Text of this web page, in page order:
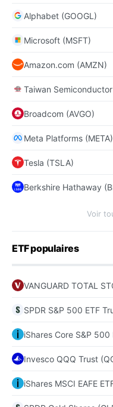
Alphabet (GOOGL)
Microsoft (MSFT)
Amazon.com (AMZN)
Taiwan
Broadcom (AVGO)
Meta Platforms (META)
Tesla (TSLA)
Berkshire Hathaway
Voir
ETF populaires
VANGUARD TOTAL
SPDR S&P 500 ETF
iShares Core S&P 500
Invesco QQQ Trust
iShares MSCI EAFE